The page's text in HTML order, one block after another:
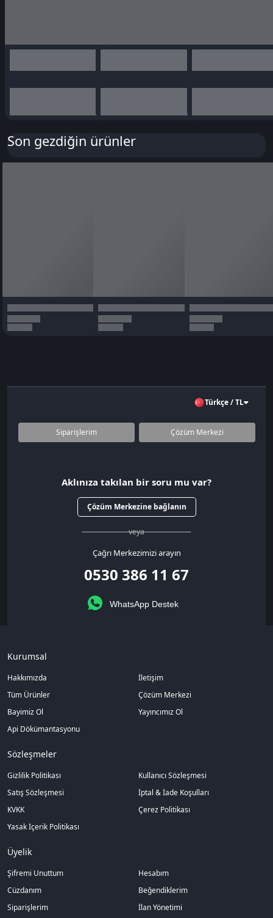
Son gezdiğin ürünler
Türkçe / TL
Siparişlerim Çözüm Merkezi
Aklınıza takılan bir soru mu var?
Çözüm Merkezine bağlanın
veya
Çağrı Merkezimizi arayın
0530 386 11 67
WhatsApp Destek
Kurumsal
Hakkımızda
İletişim
Tüm Ürünler
Çözüm Merkezi
Bayimiz Ol
Yayıncımız Ol
Api Dökümantasyonu
Sözleşmeler
Gizlilik Politikası
Kullanıcı Sözleşmesi
Satış Sözleşmesi
İptal & İade Koşulları
KVKK
Çerez Politikası
Yasak İçerik Politikası
Üyelik
Şifremi Unuttum
Hesabım
Cüzdanım
Beğendiklerim
Siparişlerim
İlan Yönetimi